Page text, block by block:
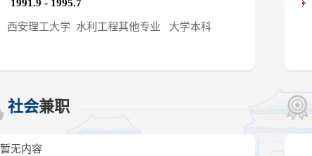
1991.9 - 1995.7
西安理工大学 水利工程其他专业 大学本科
社会兼职
暂无内容